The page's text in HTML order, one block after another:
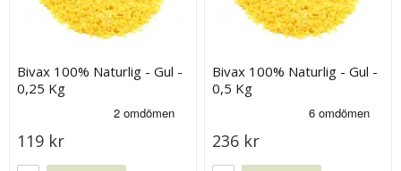
Bivax 100% Naturlig - Gul -
0,25 Kg
119 kr
Bivax 100% Naturlig - Gul -
0,5 Kg
236 kr